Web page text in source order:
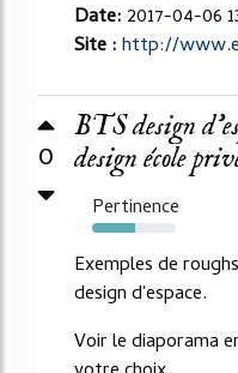
Date: 2017-04-06
Site :http://
0
BTS design
design école
Pertinence
52%
Exemples de
design d'espace.
Voir le diaporama